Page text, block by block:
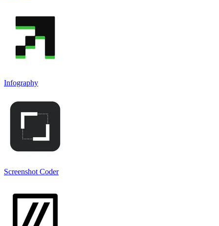
Infography
Screenshot Coder